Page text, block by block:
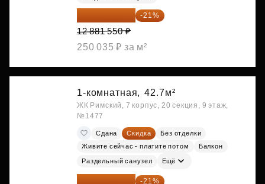
10 176 425 ₽ -21%
12 881 550 ₽
250 035 ₽ за м²
1-комнатная, 42.7м²
ЖК Римский, 7 корпус, 20 секция, 9 этаж,
№1477
Сдана Скидка
Без отделки
Живите сейчас - платите потом
Балкон
Раздельный санузел Ещё
10 727 094 ₽ -21%